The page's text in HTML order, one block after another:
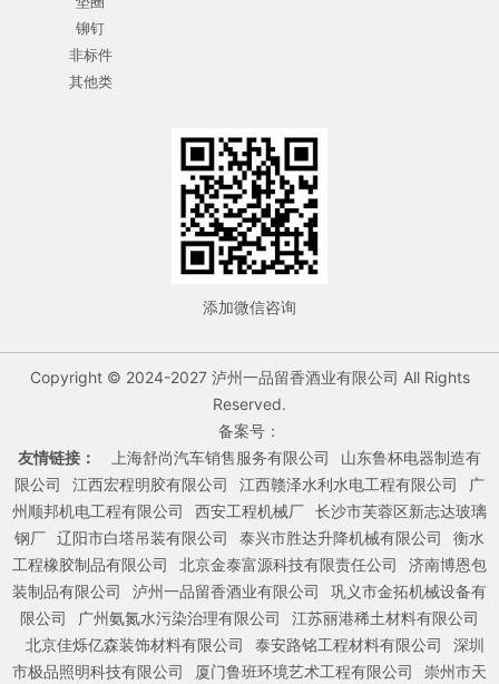
铆钉
非标件
其他类
添加微信咨询
Copyright © 2024-2027 泸州一品留香酒业有限公司 All Rights
Reserved.
备案号：
友情链接：
上海舒尚汽车销售服务有限公司
山东鲁杯电器制造有
限公司
江西宏程明胶有限公司 江西赣泽水利水电工程有限公司
广
州顺邦机电工程有限公司
西安工程机械厂 长沙市芙蓉区新志达玻璃
钢厂 辽阳市白塔吊装有限公司 泰兴市胜达升降机械有限公司
衡水
工程橡胶制品有限公司
北京金泰富源科技有限责任公司
济南博恩包
装制品有限公司
泸州一品留香酒业有限公司
巩义市金拓机械设备有
限公司
广州氨氮水污染治理有限公司
江苏丽港稀土材料有限公司
北京佳烁亿森装饰材料有限公司
泰安路铭工程材料有限公司
深圳
市极品照明科技有限公司
厦门鲁班环境艺术工程有限公司 崇州市天